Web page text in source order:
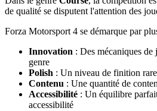
de qualité se disputent l'attention des
Forza Motorsport 4 se démarque par
Innovation : Des mécaniques
genre
Polish : Un niveau de finition
Contenu : Une quantité de
Accessibilité : Un équilibre
accessibilité